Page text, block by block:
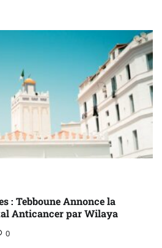
: Tebboune Annonce la
Anticancer par Wilaya
0